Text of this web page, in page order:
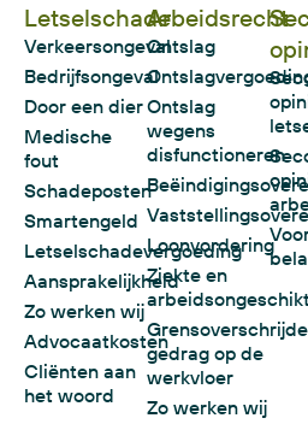
Letselschade
Verkeersongeval
Bedrijfsongeval
Door een dier
Medische
fout
Schadeposten
Smartengeld
Letselschadevergoeding
Aansprakelijkheid
Zo werken wij
Advocaatkosten
Cliënten aan
het woord
Arbeidsrecht
Ontslag
Ontslag
wegens
disfunctioneren
Loonvordering
Ziekte en
gedrag op de
werkvloer
Zo werken wij